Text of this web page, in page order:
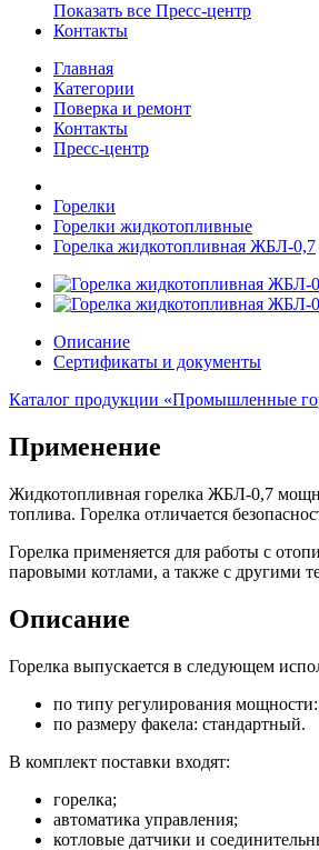
Показать все Пресс-центр
Контакты
Главная
Категории
Поверка и ремонт
Контакты
Пресс-центр
Горелки
Горелки жидкотопливные
Горелка жидкотопливная ЖБЛ-0,7
Описание
Сертификаты и документы
Каталог продукции «Промышленные
Применение
Жидкотопливная горелка ЖБЛ-0,7
топлива. Горелка отличается
Горелка применяется для работы с
паровыми котлами, а также с другими
Описание
Горелка выпускается в следующем
по типу регулирования мощности:
по размеру факела: стандартный.
В комплект поставки входят:
горелка;
автоматика управления;
котловые датчики и